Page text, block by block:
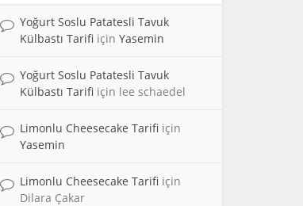
Yoğurt Soslu Patatesli Tavuk
Külbastı Tarifi için Yasemin
Yoğurt Soslu Patatesli Tavuk
Külbastı Tarifi için lee schaedel
Limonlu Cheesecake Tarifi için
Yasemin
Limonlu Cheesecake Tarifi için
Dilara Çakar